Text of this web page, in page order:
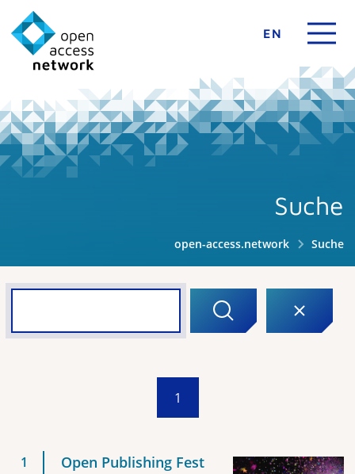
EN
Suche
open-access.network Suche
1
Open Publishing Fest